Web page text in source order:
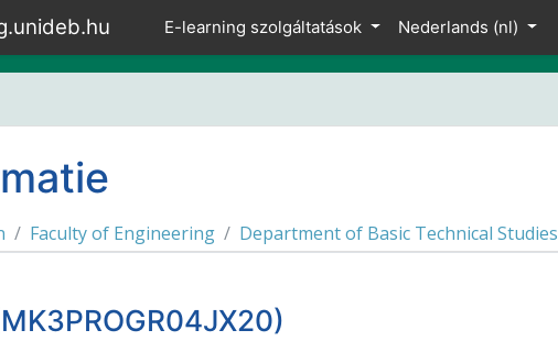
E-learning szolgáltatások Nederlands ‎(nl)‎
Faculty of Engineering Department of Basic Technical Studies